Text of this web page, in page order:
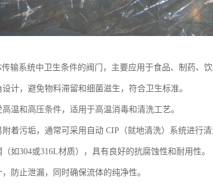
输系统中卫生条件的阀门，主要应用于食品、制药、饮
计，避免物料滞留和细菌滋生，符合卫生标准。
温和高压条件，适用于高温消毒和清洗工艺。
着污垢，通常可采用自动 CIP（就地清洗）系统进行清
如304或316L材质），具有良好的抗腐蚀性和耐用性。
防止泄漏，同时确保流体的纯净性。